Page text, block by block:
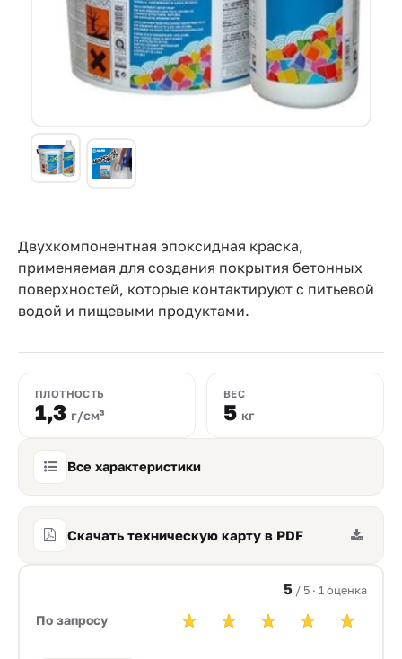
Проектировщикам
Калькуляторы
800
03-
50
sales@mpkm.org
Двухкомпонентная эпоксидная краска,
применяемая для создания покрытия бетонных
поверхностей, которые контактируют с питьевой
водой и пищевыми продуктами.
ПЛОТНОСТЬ
1,3 г/см³
ВЕС
5 кг
Все характеристики
Скачать техническую карту в PDF
По запросу
5 / 5 · 1 оценка